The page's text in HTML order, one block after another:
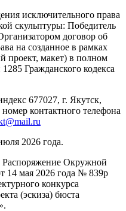
исключительного права
скульптуры: Победитель
договор об
на созданное в рамках
проект, макет) в полном
Гражданского кодекса
677027, г. Якутск,
контактного телефона
2026 года.
Окружной
14 мая 2026 года № 839р
конкурса
(эскиза) бюста